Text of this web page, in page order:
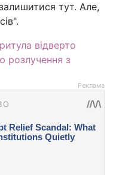
тут. Але,
відверто
розлучення з
Реклама